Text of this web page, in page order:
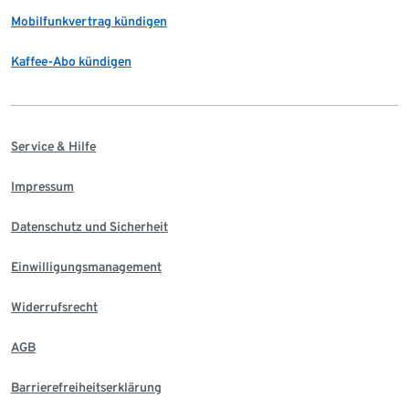
Mobilfunkvertrag kündigen
Kaffee-Abo kündigen
Service & Hilfe
Impressum
Datenschutz und Sicherheit
Einwilligungsmanagement
Widerrufsrecht
AGB
Barrierefreiheitserklärung